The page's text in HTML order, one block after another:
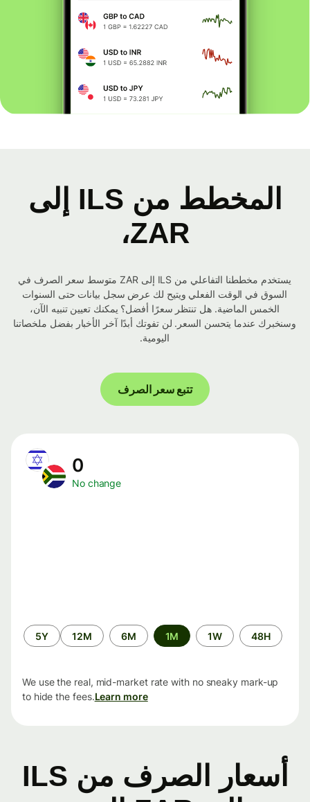
المخطط من ILS إلى
ZAR،
يستخدم مخططنا التفاعلي من ILS إلى ZAR متوسط ​​سعر الصرف في
السوق في الوقت الفعلي ويتيح لك عرض سجل بيانات حتى السنوات
الخمس الماضية. هل تنتظر سعرًا أفضل؟ يمكنك تعيين تنبيه الآن،
وسنخبرك عندما يتحسن السعر. لن تفوتك أبدًا آخر الأخبار بفضل ملخصاتنا
اليومية.
تتبع سعر الصرف
No change
الفترة
الزمنية
48H
1W
1M
6M
12M
5Y
We use the real, mid-market rate with no sneaky mark-up
to hide the fees.Learn more
أسعار الصرف من ILS